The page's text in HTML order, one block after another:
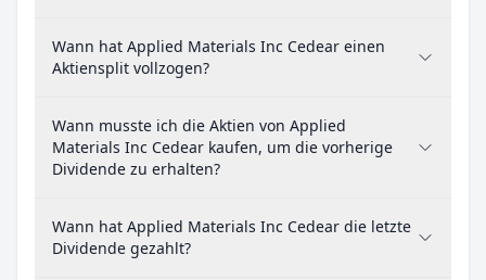
Wann hat Applied Materials Inc Cedear einen
Aktiensplit vollzogen?
Wann musste ich die Aktien von Applied
Materials Inc Cedear kaufen, um die vorherige
Dividende zu erhalten?
Wann hat Applied Materials Inc Cedear die letzte
Dividende gezahlt?